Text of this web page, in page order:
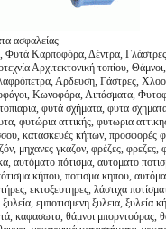
ασφαλείας
Φυτά Καρποφόρα, Δέντρα,
Αρχιτεκτονική τοπίου,
Αρδευση, Γάστρες,
Κωνοφόρα, Λιπάσματα,
φυτά σχήματα, φυτα
φυτώρια αττικής, φυτωρια
κατασκευές κήπων, προσφορές
μηχανες γκαζον, φρέζες, φρεζες,
αυτόματο πότισμα, αυτοματο
κήπου, ποτισμα κηπου,
εκτοξευτηρες, λάστιχα
εμποτισμενη ξυλεια, ξυλεία
καφασωτα, θάμνοι μπορντούρας,